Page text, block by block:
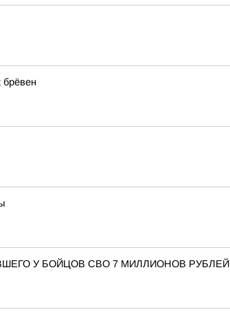
брёвен
У БОЙЦОВ СВО 7 МИЛЛИОНОВ РУБЛЕЙ